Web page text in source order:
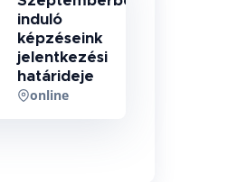
induló
képzéseink
jelentkezési
határideje
online